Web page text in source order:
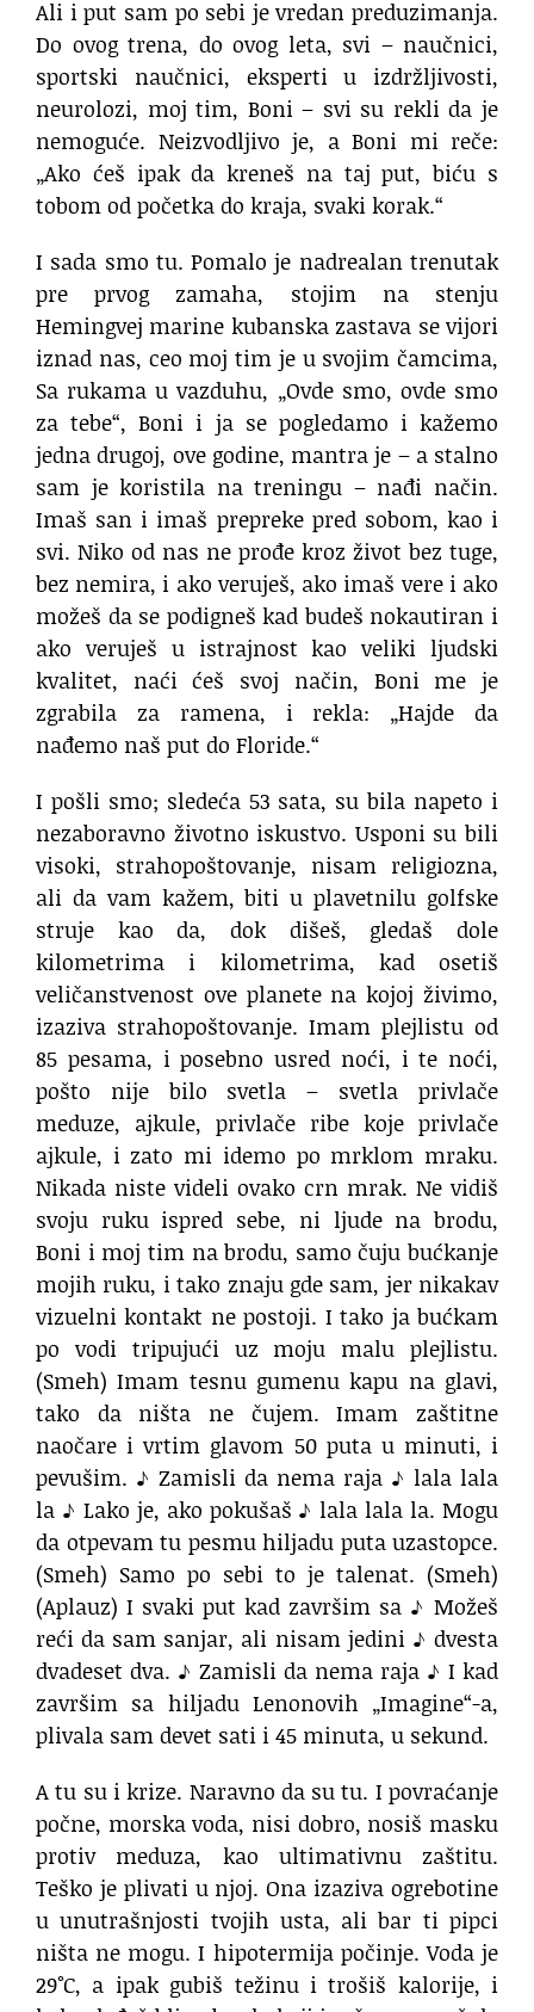
Ali i put sam po sebi je vredan preduzimanja.
Do ovog trena, do ovog leta, svi – naučnici,
sportski naučnici, eksperti u izdržljivosti,
neurolozi, moj tim, Boni – svi su rekli da je
nemoguće. Neizvodljivo je, a Boni mi reče:
„Ako ćeš ipak da kreneš na taj put, biću s
tobom od početka do kraja, svaki korak.“
I sada smo tu. Pomalo je nadrealan trenutak
pre prvog zamaha,
stojim na stenju
Hemingvej marine kubanska zastava se vijori
iznad nas, ceo moj tim je u svojim čamcima,
Sa rukama u vazduhu, „Ovde smo, ovde smo
za tebe“, Boni i ja se pogledamo i kažemo
jedna drugoj, ove godine, mantra je – a stalno
sam je koristila na treningu – nađi način.
Imaš san i imaš prepreke pred sobom, kao i
svi. Niko od nas ne prođe kroz život bez tuge,
bez nemira, i ako veruješ, ako imaš vere i ako
možeš da se podigneš kad budeš nokautiran i
ako veruješ u istrajnost kao veliki ljudski
kvalitet, naći ćeš svoj način, Boni me je
zgrabila za ramena,
i rekla: „Hajde da
nađemo naš put do Floride.“
I pošli smo; sledeća 53 sata, su bila napeto i
nezaboravno životno iskustvo. Usponi su bili
visoki, strahopoštovanje, nisam religiozna,
ali da vam kažem, biti u plavetnilu golfske
struje
kao da, dok dišeš,
gledaš dole
kilometrima i kilometrima,
kad osetiš
veličanstvenost ove planete na kojoj živimo,
izaziva strahopoštovanje. Imam plejlistu od
85 pesama, i posebno usred noći, i te noći,
pošto nije bilo svetla –
svetla privlače
meduze, ajkule, privlače ribe koje privlače
ajkule, i zato mi idemo po mrklom mraku.
Nikada niste videli ovako crn mrak. Ne vidiš
svoju ruku ispred sebe, ni ljude na brodu,
Boni i moj tim na brodu, samo čuju bućkanje
mojih ruku, i tako znaju gde sam, jer nikakav
vizuelni kontakt ne postoji. I tako ja bućkam
po vodi tripujući uz moju malu plejlistu.
(Smeh) Imam tesnu gumenu kapu na glavi,
tako da ništa ne čujem. Imam zaštitne
naočare i vrtim glavom 50 puta u minuti, i
pevušim. ♪ Zamisli da nema raja ♪ lala lala
la ♪ Lako je, ako pokušaš ♪ lala lala la. Mogu
da otpevam tu pesmu hiljadu puta uzastopce.
(Smeh) Samo po sebi to je talenat. (Smeh)
(Aplauz) I svaki put kad završim sa ♪ Možeš
reći da sam sanjar, ali nisam jedini ♪ dvesta
dvadeset dva. ♪ Zamisli da nema raja ♪ I kad
završim sa hiljadu Lenonovih „Imagine“-a,
plivala sam devet sati i 45 minuta, u sekund.
A tu su i krize. Naravno da su tu. I povraćanje
počne, morska voda, nisi dobro, nosiš masku
protiv meduza, kao ultimativnu zaštitu.
Teško je plivati u njoj. Ona izaziva ogrebotine
u unutrašnjosti tvojih usta, ali bar ti pipci
ništa ne mogu. I hipotermija počinje. Voda je
29°C, a ipak gubiš težinu i trošiš kalorije, i